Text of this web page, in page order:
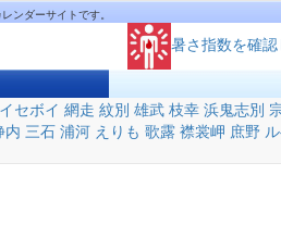
ンダーサイトです。
暑さ指数を確認
セボイ 網走 紋別 雄武 枝幸 浜鬼志別
内 三石 浦河 えりも 歌露 襟裳岬 庶野